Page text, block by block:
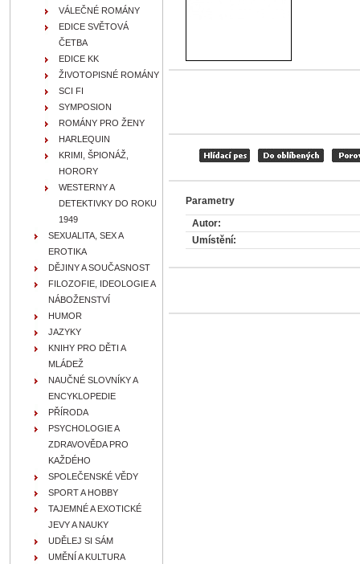
Parametry
Autor:
Umístění:
VÁLEČNÉ ROMÁNY
EDICE SVĚTOVÁ
ČETBA
EDICE KK
ŽIVOTOPISNÉ ROMÁNY
SCI FI
SYMPOSION
ROMÁNY PRO ŽENY
HARLEQUIN
KRIMI, ŠPIONÁŽ,
HORORY
WESTERNY A
DETEKTIVKY DO ROKU
1949
SEXUALITA, SEX A
EROTIKA
DĚJINY A SOUČASNOST
FILOZOFIE, IDEOLOGIE A
NÁBOŽENSTVÍ
HUMOR
JAZYKY
KNIHY PRO DĚTI A
MLÁDEŽ
NAUČNÉ SLOVNÍKY A
ENCYKLOPEDIE
PŘÍRODA
PSYCHOLOGIE A
ZDRAVOVĚDA PRO
KAŽDÉHO
SPOLEČENSKÉ VĚDY
SPORT A HOBBY
TAJEMNÉ A EXOTICKÉ
JEVY A NAUKY
UDĚLEJ SI SÁM
UMĚNÍ A KULTURA